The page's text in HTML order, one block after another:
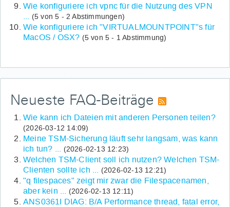
Wie konfiguriere ich vpnc für die Nutzung des VPN
(5 von 5 - 2 Abstimmungen)
Wie konfiguriere ich "VIRTUALMOUNTPOINT"s für
MacOS / OSX? (5 von 5 - 1 Abstimmung)
Neueste FAQ-Beiträge
Wie kann ich Dateien mit anderen Personen teilen?
(2026-03-12 14:09)
Meine TSM-Sicherung läuft sehr langsam, was kann
ich tun? ...
(2026-02-13 12:23)
Welchen TSM-Client soll ich nutzen? Welchen TSM-
Clienten sollte ich ...
(2026-02-13 12:21)
"q filespaces" zeigt mir zwar die Filespacenamen,
aber kein ...
(2026-02-13 12:11)
ANS0361I DIAG: B/A Performance thread, fatal error,